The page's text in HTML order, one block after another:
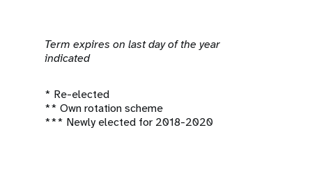
Term expires on last day of the year
indicated
* Re-elected
** Own rotation scheme
*** Newly elected for 2018-2020